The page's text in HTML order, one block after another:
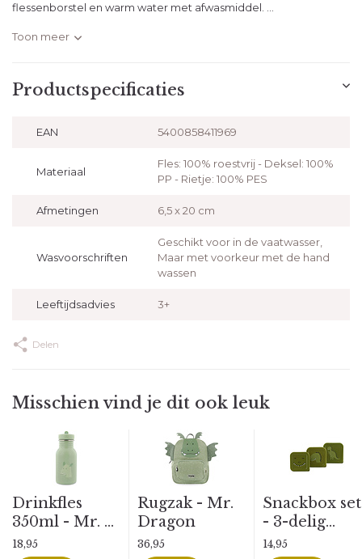
flessenborstel en warm water met afwasmiddel. ...
Toon meer
Productspecificaties
EAN 5400858411969
Materiaal
Fles: 100% roestvrij - Deksel: 100%
PP - Rietje: 100% PES
Afmetingen 6,5 x 20 cm
Wasvoorschriften
Geschikt voor in de vaatwasser,
Maar met voorkeur met de hand
wassen
Leeftijdsadvies 3+
Delen
Misschien vind je dit ook leuk
Drinkfles
350ml - Mr. ...
18,95
Rugzak - Mr.
Dragon
36,95
Snackbox set
- 3-delig...
14,95